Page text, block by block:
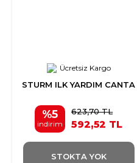
Ücretsiz Kargo
STURM ILK YARDIM CANTA
%5
indirim
623,70 TL
592,52 TL
STOKTA YOK